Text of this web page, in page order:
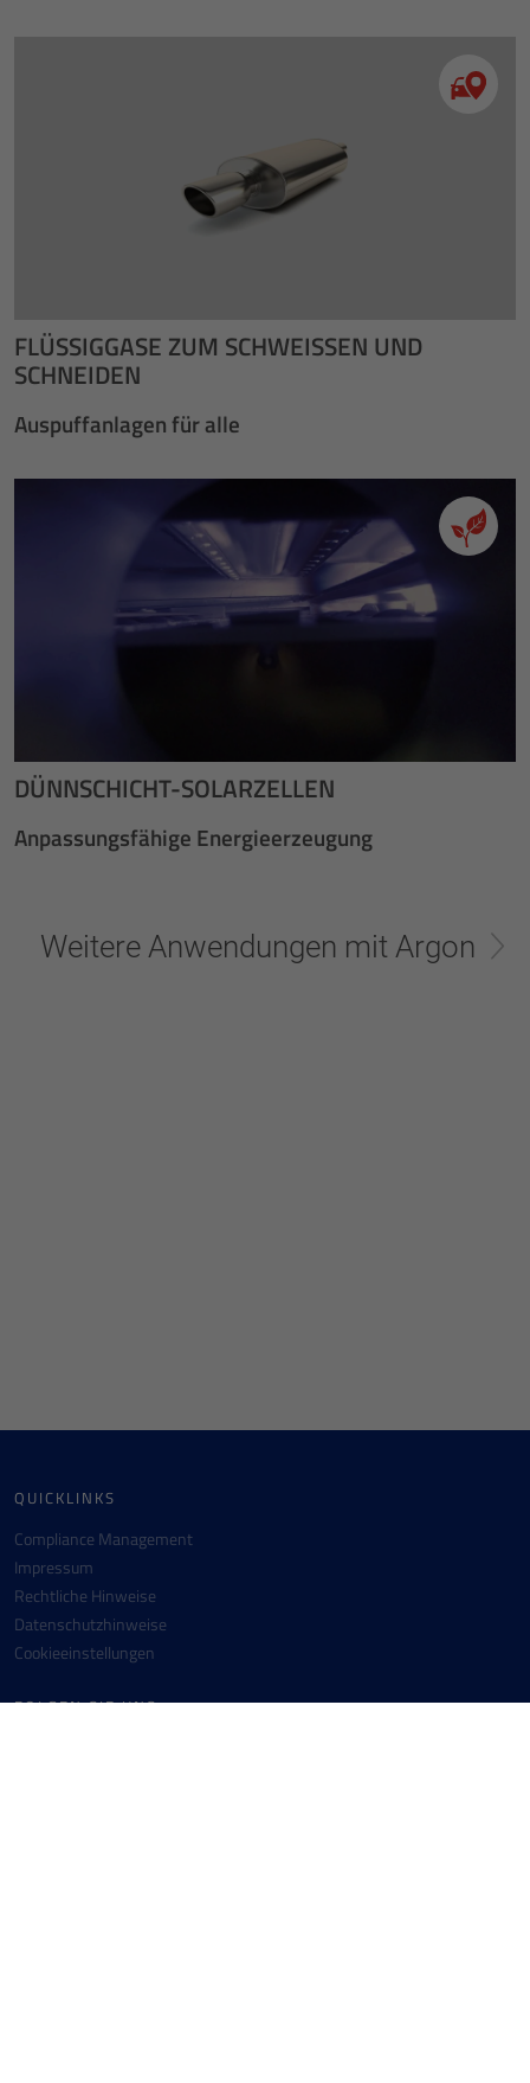
FLÜSSIGGASE ZUM SCHWEISSEN UND S
CHNEIDEN
Auspuffanlagen für alle
DÜNNSCHICHT-SOLARZELLEN
Anpassungsfähige Energieerzeugung
Weitere Anwendungen mit Argon
QUICKLINKS
Compliance Management
Impressum
Rechtliche Hinweise
Datenschutzhinweise
Cookieeinstellungen
FOLGEN SIE UNS